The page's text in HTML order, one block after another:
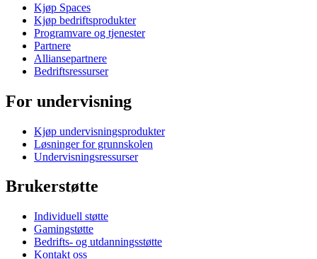
Kjøp Spaces
Kjøp bedriftsprodukter
Programvare og tjenester
Partnere
Alliansepartnere
Bedriftsressurser
For undervisning
Kjøp undervisningsprodukter
Løsninger for grunnskolen
Undervisningsressurser
Brukerstøtte
Individuell støtte
Gamingstøtte
Bedrifts- og utdanningsstøtte
Kontakt oss